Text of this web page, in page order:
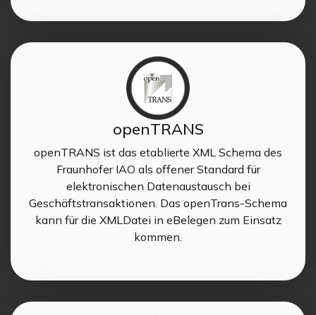
openTRANS
openTRANS ist das etablierte XML Schema des
Fraunhofer IAO als offener Standard für
elektronischen Datenaustausch bei
Geschäftstransaktionen. Das openTrans-Schema
kann für die XMLDatei in eBelegen zum Einsatz
kommen.